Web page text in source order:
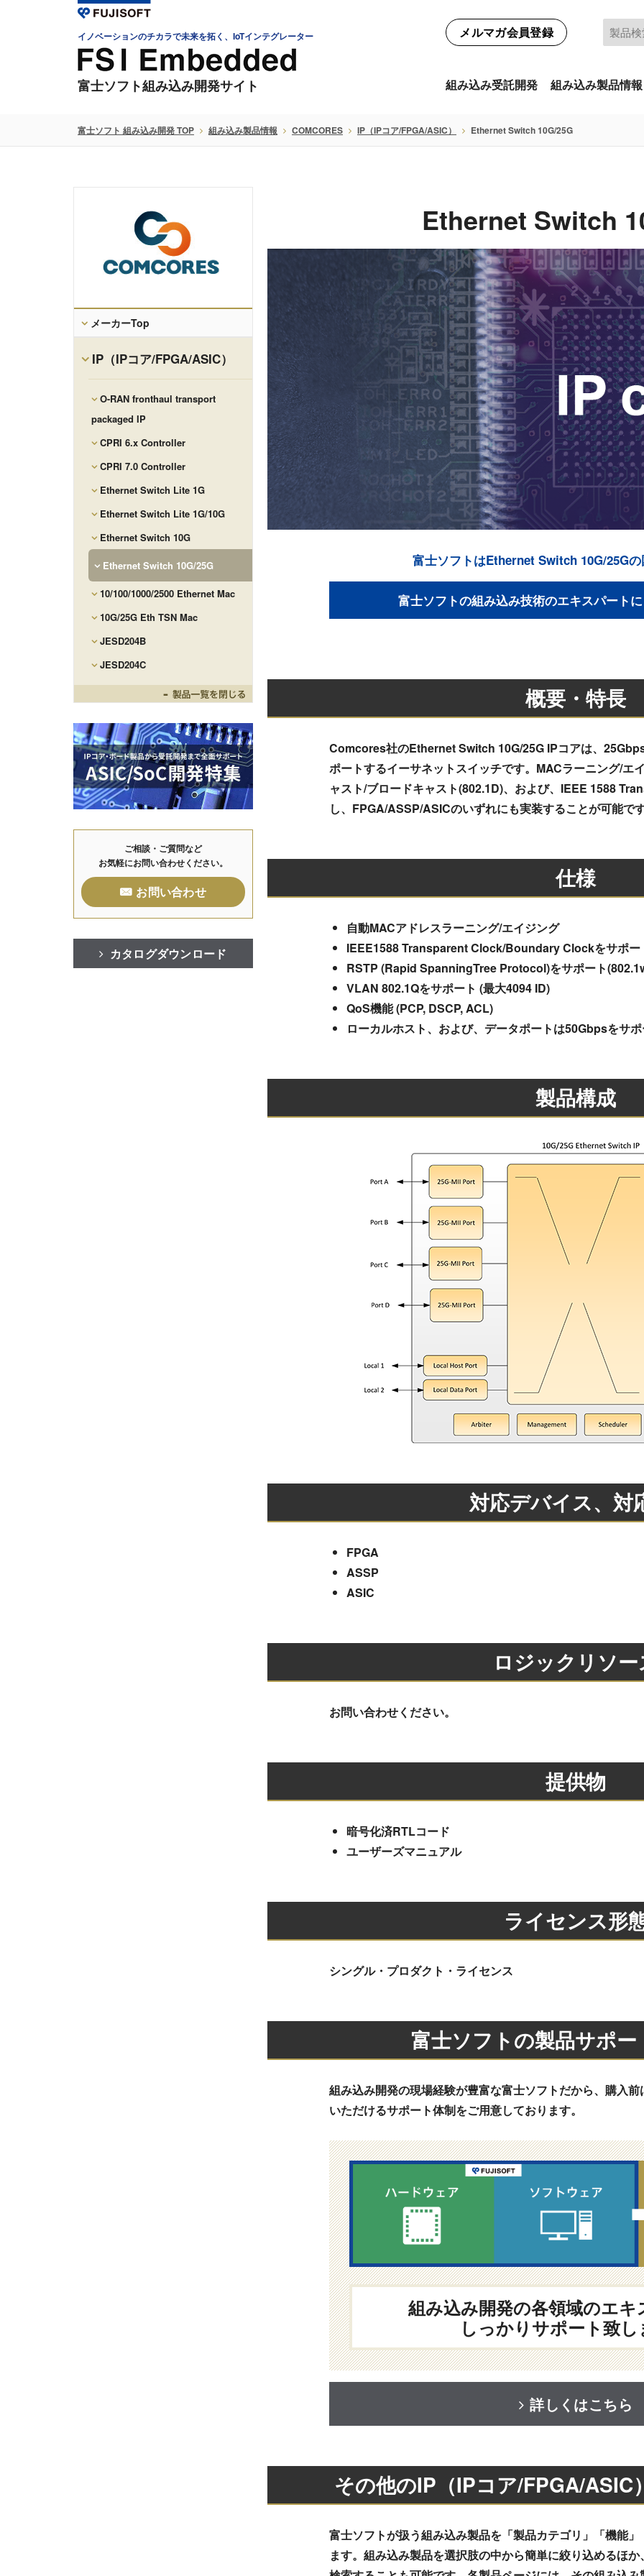
イノベーションのチカラで未来を拓く、IoTインテグレーター
富士ソフト組み込み開発サイト
メルマガ会員登録
組み込み受託開発 組み込み製品情報
富士ソフト 組み込み開発 TOP 組み込み製品情報 COMCORES IP（IPコア/FPGA/ASIC） Ethernet Switch 10G/25G
メーカーTop
IP（IPコア/FPGA/ASIC）
O-RAN fronthaul transport
packaged IP
CPRI 6.x Controller
CPRI 7.0 Controller
Ethernet Switch Lite 1G
Ethernet Switch Lite 1G/10G
Ethernet Switch 10G
Ethernet Switch 10G/25G
10/100/1000/2500 Ethernet Mac
10G/25G Eth TSN Mac
JESD204B
JESD204C
ご相談・ご質問など
お気軽にお問い合わせください。
お問い合わせ
カタログダウンロード
Ethernet Switch
富士ソフトはEthernet Switch 10G/25G
富士ソフトの組み込み技術のエキスパート
概要・特長
Comcores社のEthernet Switch 10G/25G IPコアは、
ポートするイーサネットスイッチです。MACラーニング/エ
ャスト/ブロードキャスト(802.1D)、および、IEEE 1588
し、FPGA/ASSP/ASICのいずれにも実装することが可能で
仕様
自動MACアドレスラーニング/エイジング
IEEE1588 Transparent Clock/Boundary Clockをサポー
RSTP (Rapid SpanningTree Protocol)をサポート
VLAN 802.1Qをサポート (最大4094 ID)
QoS機能 (PCP, DSCP, ACL)
ローカルホスト、および、データポートは50Gbpsをサ
製品構成
対応デバイス、対
FPGA
ASSP
ASIC
ロジックリソ
お問い合わせください。
提供物
暗号化済RTLコード
ユーザーズマニュアル
ライセンス形
シングル・プロダクト・ライセンス
富士ソフトの製品サポ
組み込み開発の現場経験が豊富な富士ソフトだから、購入
いただけるサポート体制をご用意しております。
組み込み開発の各領域のエ
しっかりサポート致
詳しくはこちら
その他のIP（IPコア/FPGA/ASIC
富士ソフトが扱う組み込み製品を「製品カテゴリ」「機能
ます。組み込み製品を選択肢の中から簡単に絞り込めるほ